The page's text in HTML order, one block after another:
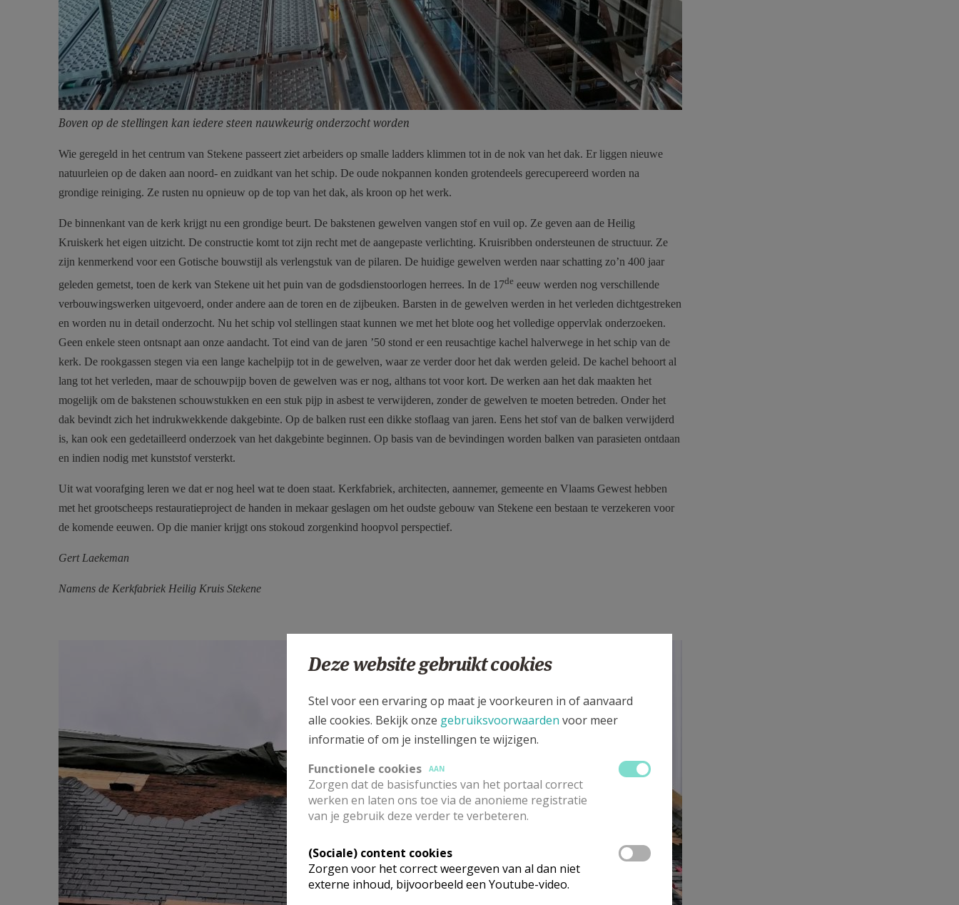
Boven op de stellingen kan iedere steen nauwkeurig onderzocht worden
Wie geregeld in het centrum van Stekene passeert ziet arbeiders op smalle ladders klimmen tot in de nok van het dak. Er liggen nieuwe
natuurleien op de daken aan noord- en zuidkant van het schip. De oude nokpannen konden grotendeels gerecupereerd worden na
grondige reiniging. Ze rusten nu opnieuw op de top van het dak, als kroon op het werk.
De binnenkant van de kerk krijgt nu een grondige beurt. De bakstenen gewelven vangen stof en vuil op. Ze geven aan de Heilig
Kruiskerk het eigen uitzicht. De constructie komt tot zijn recht met de aangepaste verlichting. Kruisribben ondersteunen de structuur. Ze
zijn kenmerkend voor een Gotische bouwstijl als verlengstuk van de pilaren. De huidige gewelven werden naar schatting zo’n 400 jaar
geleden gemetst, toen de kerk van Stekene uit het puin van de godsdienstoorlogen herrees. In de 17de eeuw werden nog verschillende
verbouwingswerken uitgevoerd, onder andere aan de toren en de zijbeuken. Barsten in de gewelven werden in het verleden dichtgestreken
en worden nu in detail onderzocht. Nu het schip vol stellingen staat kunnen we met het blote oog het volledige oppervlak onderzoeken.
Geen enkele steen ontsnapt aan onze aandacht. Tot eind van de jaren ’50 stond er een reusachtige kachel halverwege in het schip van de
kerk. De rookgassen stegen via een lange kachelpijp tot in de gewelven, waar ze verder door het dak werden geleid. De kachel behoort al
lang tot het verleden, maar de schouwpijp boven de gewelven was er nog, althans tot voor kort. De werken aan het dak maakten het
mogelijk om de bakstenen schouwstukken en een stuk pijp in asbest te verwijderen, zonder de gewelven te moeten betreden. Onder het
dak bevindt zich het indrukwekkende dakgebinte. Op de balken rust een dikke stoflaag van jaren. Eens het stof van de balken verwijderd
is, kan ook een gedetailleerd onderzoek van het dakgebinte beginnen. Op basis van de bevindingen worden balken van parasieten ontdaan
en indien nodig met kunststof versterkt.
Uit wat voorafging leren we dat er nog heel wat te doen staat. Kerkfabriek, architecten, aannemer, gemeente en Vlaams Gewest hebben
met het grootscheeps restauratieproject de handen in mekaar geslagen om het oudste gebouw van Stekene een bestaan te verzekeren voor
de komende eeuwen. Op die manier krijgt ons stokoud zorgenkind hoopvol perspectief.
Gert Laekeman
Namens de Kerkfabriek Heilig Kruis Stekene
Deze website gebruikt cookies
Stel voor een ervaring op maat je voorkeuren in of aanvaard
alle cookies. Bekijk onze gebruiksvoorwaarden voor meer
informatie of om je instellingen te wijzigen.
Functionele cookies
AAN
Zorgen dat de basisfuncties van het portaal correct
werken en laten ons toe via de anonieme registratie
van je gebruik deze verder te verbeteren.
(Sociale) content cookies
Zorgen voor het correct weergeven van al dan niet
externe inhoud, bijvoorbeeld een Youtube-video.